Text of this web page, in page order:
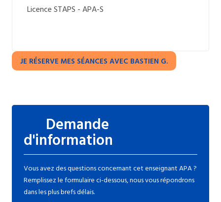
Licence STAPS - APA-S
JE RÉSERVE MES SÉANCES AVEC BASTIEN G.
Demande
d'information
Vous avez des questions concernant cet enseignant APA ?
Remplissez le formulaire ci-dessous, nous vous répondrons
dans les plus brefs délais.